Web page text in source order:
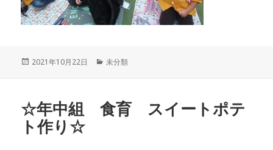
投
2021年10月22日
カ
ー
未分類
☆年中組 食育 スイートポテ
ト作り☆